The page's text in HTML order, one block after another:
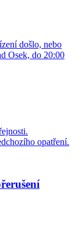
došlo, nebo
Osek, do 20:00
opatření.